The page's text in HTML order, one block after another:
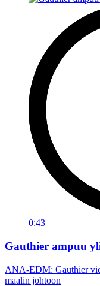
0:43
Gauthier ampuu
ANA-EDM: Gauthier
maalin johtoon